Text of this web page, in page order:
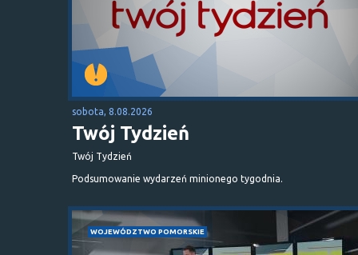
sobota, 8.08.2026
Twój Tydzień
Twój Tydzień
Podsumowanie wydarzeń minionego tygodnia.
WOJEWÓDZTWO POMORSKIE